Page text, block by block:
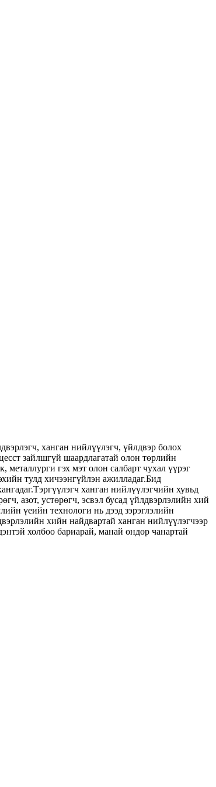
ханган нийлүүлэгч, үйлдвэр болох
зайлшгүй шаардлагатай олон төрлийн
гэх мэт олон салбарт чухал үүрэг
тулд хичээнгүйлэн ажилладаг.Бид
ханган нийлүүлэгчийн хувьд
азот, устөрөгч, эсвэл бусад үйлдвэрлэлийн хий
үеийн технологи нь дээд зэрэглэлийн
хийн найдвартай ханган нийлүүлэгчээр
холбоо бариарай, манай өндөр чанартай